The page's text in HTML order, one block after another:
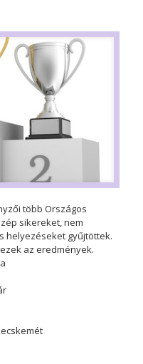
több Országos
sikereket, nem
helyezéseket gyűjtöttek.
az eredmények.